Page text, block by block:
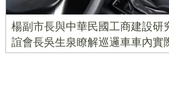
楊副市長與中華民國工商建設研
誼會長吳生泉瞭解巡邏車車內實